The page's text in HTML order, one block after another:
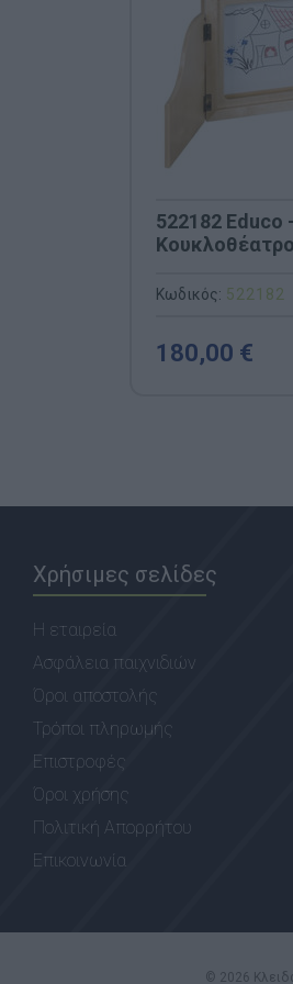
522182 Educo
Κωδικός: 522182
180,00 €
Χρήσιμες σελίδες
Η εταιρεία
Ασφάλεια παιχνιδιών
Όροι αποστολής
Τρόποι πληρωμής
Επιστροφές
Όροι χρήσης
Πολιτική Απορρήτου
Επικοινωνία
© 2026